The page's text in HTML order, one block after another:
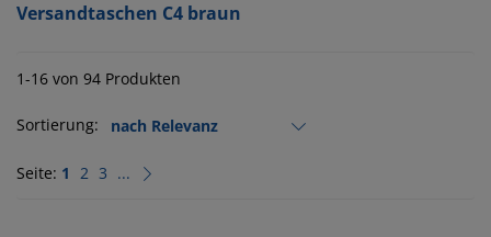
Versandtaschen C4 braun
1-16 von 94 Produkten
Sortierung:
Seite: 1 2 3 ...